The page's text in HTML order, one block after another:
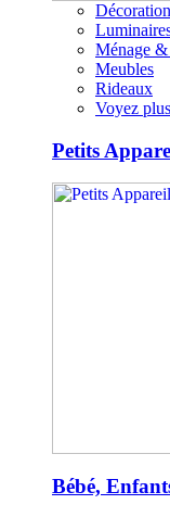
Décoration
Ménage
Meubles
Rideaux
Voyez plus
Petits
Bébé,